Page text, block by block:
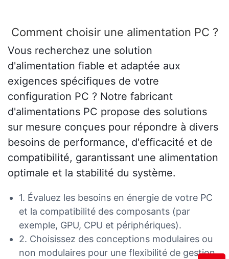
Comment choisir une alimentation PC ?
Vous recherchez une solution
d'alimentation fiable et adaptée aux
exigences spécifiques de votre
configuration PC ? Notre fabricant
d'alimentations PC propose des solutions
sur mesure conçues pour répondre à divers
besoins de performance, d'efficacité et de
compatibilité, garantissant une alimentation
optimale et la stabilité du système.
1. Évaluez les besoins en énergie de votre PC
et la compatibilité des composants (par
exemple, GPU, CPU et périphériques).
2. Choisissez des conceptions modulaires ou
non modulaires pour une flexibilité de gestion